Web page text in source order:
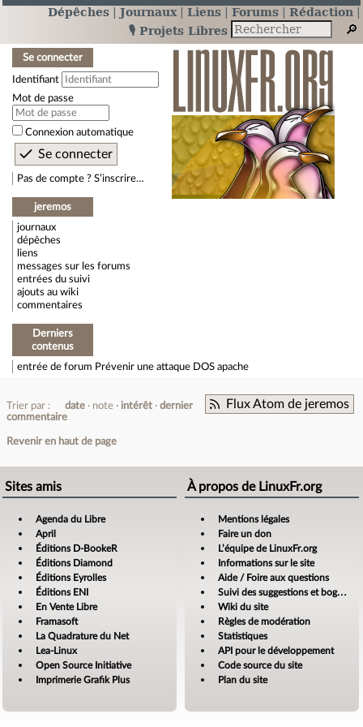
Dépêches Journaux Liens Forums
Rédaction
🎙️ Projets Libres
Se connecter
Identifiant
Mot de passe
Connexion automatique
Pas de compte ? S’inscrire…
jeremos
journaux
dépêches
liens
messages sur les forums
entrées du suivi
ajouts au wiki
commentaires
Derniers
contenus
entrée de forum Prévenir une attaque DOS apache
Flux Atom de jeremos
Trier par : date note intérêt
dernier
commentaire
Revenir en haut de page
Sites amis
Agenda du Libre
April
Éditions D-BookeR
Éditions Diamond
Éditions Eyrolles
Éditions ENI
En Vente Libre
Framasoft
La Quadrature du Net
Lea-Linux
Open Source Initiative
Imprimerie Grafik Plus
À propos de LinuxFr.org
Mentions légales
Faire un don
L’équipe de LinuxFr.org
Informations sur le site
Aide / Foire aux questions
Suivi des suggestions et bogues
Wiki du site
Règles de modération
Statistiques
API pour le développement
Code source du site
Plan du site